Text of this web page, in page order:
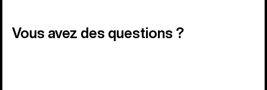
Vous avez des questions ?